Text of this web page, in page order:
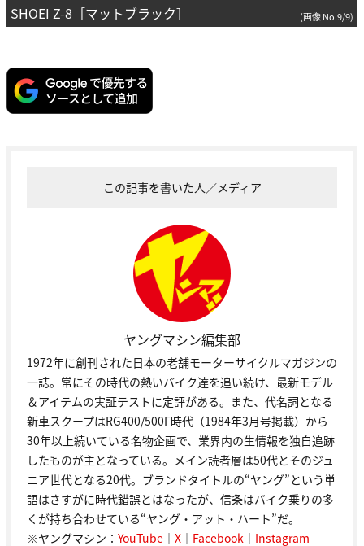
SHOEI Z-8［マットブラック］ (画像 No.9/9)
この記事を書いた人／メディア
ヤングマシン編集部
1972年に創刊された日本の老舗モーターサイクルマガジンの
一誌。常にその時代の熱いバイク達を追い続け、最新モデル
＆アイテムの実証テストに定評がある。また、代名詞となる
新車スクープはRG400/500Γ時代（1984年3月号掲載）から
30年以上続いている名物企画で、業界内の生情報を独自追跡
したものが主となっている。メイン読者層は50代とそのジュ
ニア世代となる20代。ブランドタイトルの“ヤング”という単
語はさすがに時代錯誤とはなったが、信条はバイク乗りの多
くが持ち合わせている“ヤング・アット・ハート”だ。
※ヤングマシン： YouTube ｜ X ｜ Facebook ｜ Instagram